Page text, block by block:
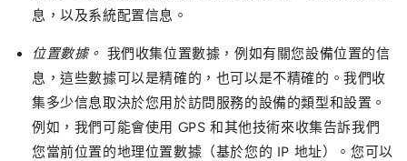
息，以及系統配置信息。
位置數據。 我們收集位置數據，例如有關您設備位置的信
息，這些數據可以是精確的，也可以是不精確的。我們收
集多少信息取決於您用於訪問服務的設備的類型和設置。
例如，我們可能會使用 GPS 和其他技術來收集告訴我們
您當前位置的地理位置數據（基於您的 IP 地址）。您可以